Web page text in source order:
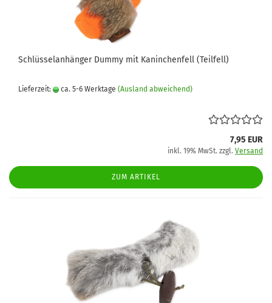
Schlüsselanhänger Dummy mit Kaninchenfell (Teilfell)
Lieferzeit: ca. 5-6 Werktage (Ausland abweichend)
7,95 EUR
inkl. 19% MwSt. zzgl. Versand
ZUM ARTIKEL